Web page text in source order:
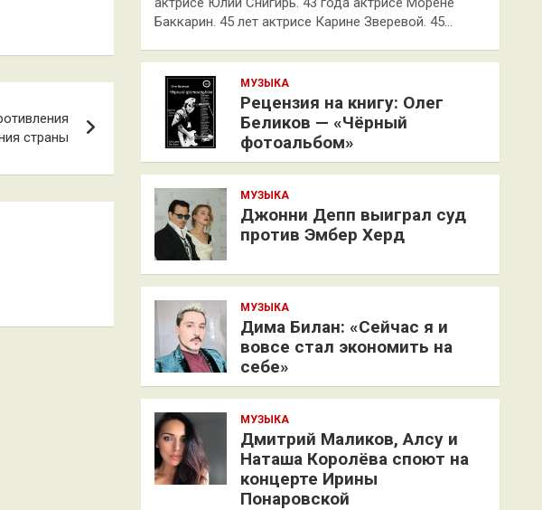
страны
Баккарин. 45 лет актрисе Карине Зверевой. 45…
МУЗЫКА
Рецензия на книгу: Олег
Беликов — «Чёрный
фотоальбом»
МУЗЫКА
Джонни Депп выиграл суд
против Эмбер Херд
МУЗЫКА
Дима Билан: «Сейчас я и
вовсе стал экономить на
себе»
МУЗЫКА
Дмитрий Маликов, Алсу и
Наташа Королёва споют на
концерте Ирины
Понаровской